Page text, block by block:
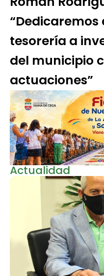
tesorería a
del municipio
actuaciones”
Actualidad